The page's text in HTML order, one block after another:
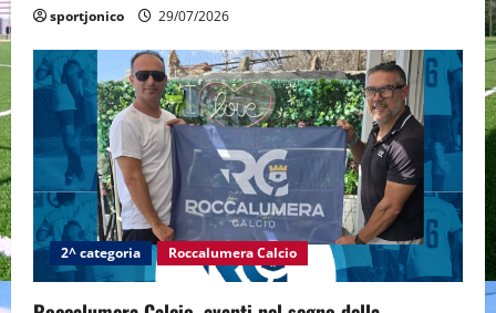
sportjonico 29/07/2026
2^ categoria Roccalumera Calcio